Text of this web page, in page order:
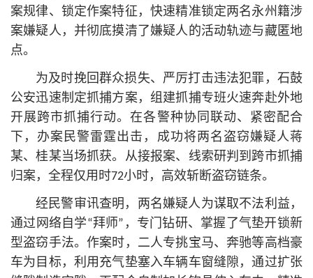
案规律、锁定作案特征，快速精准锁定两名永州籍涉
案嫌疑人，并彻底摸清了嫌疑人的活动轨迹与藏匿地
点。
为及时挽回群众损失、严厉打击违法犯罪，石鼓
公安迅速制定抓捕方案，组建抓捕专班火速奔赴外地
开展跨市抓捕行动。在各警种协同联动、紧密配合
下，办案民警雷霆出击，成功将两名盗窃嫌疑人蒋
某、桂某当场抓获。从接报案、线索研判到跨市抓捕
归案，全程仅用时72小时，高效斩断盗窃链条。
经民警审讯查明，两名嫌疑人为谋取不法利益，
通过网络自学“拜师”，专门钻研、掌握了气垫开锁新
型盗窃手法。作案时，二人专挑宝马、奔驰等高档豪
车为目标，利用充气垫塞入车辆车窗缝隙，通过扩张